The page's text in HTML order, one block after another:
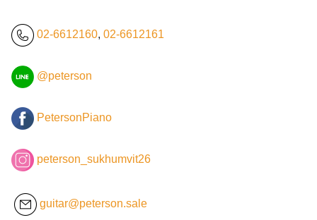
02-6612160, 02-6612161
@peterson
PetersonPiano
peterson_sukhumvit26
guitar@peterson.sale